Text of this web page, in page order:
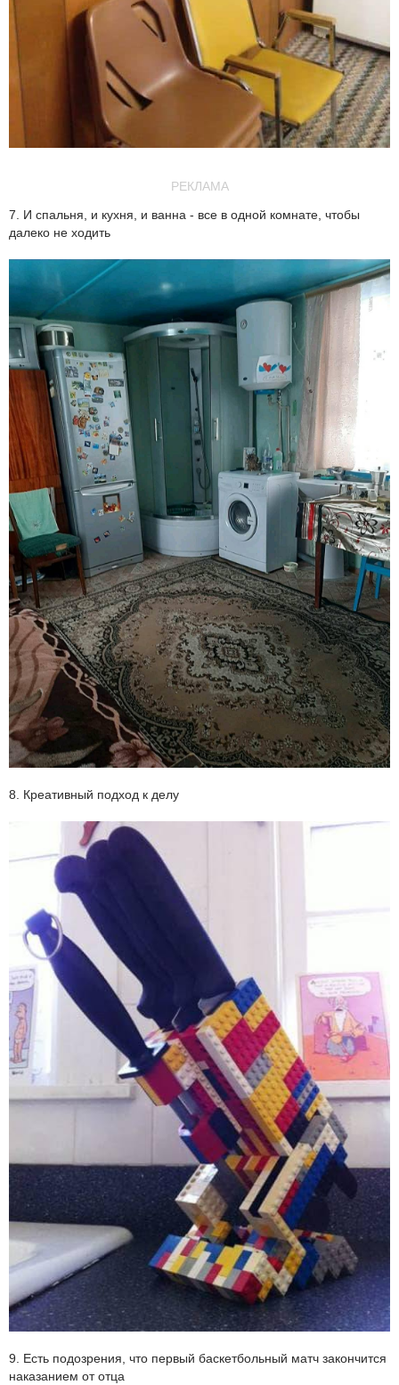
РЕКЛАМА
7. И спальня, и кухня, и ванна - все в одной комнате, чтобы
далеко не ходить
8. Креативный подход к делу
9. Есть подозрения, что первый баскетбольный матч закончится
наказанием от отца